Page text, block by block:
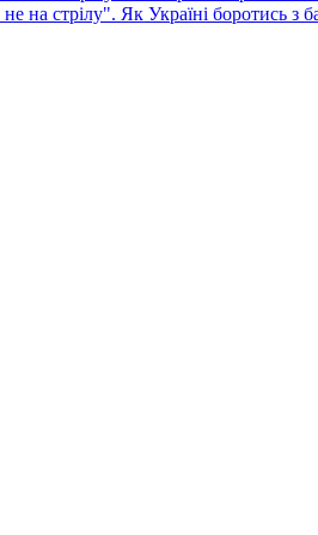
на стрілу". Як Україні боротись з